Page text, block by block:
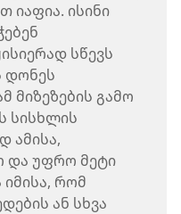
იაფია. ისინი
სწევს
დონეს
მიზეზების გამო
სისხლის
ამისა,
უფრო მეტი
რომ
ან სხვა